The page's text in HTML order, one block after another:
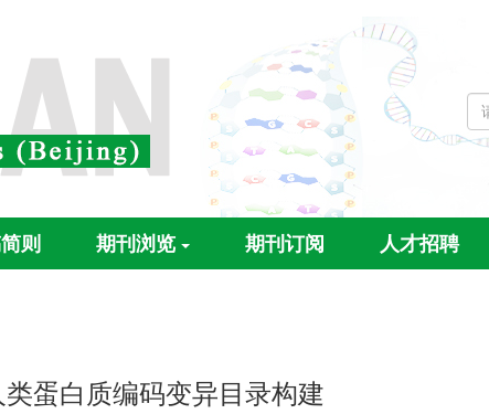
则 期刊浏览 期刊订阅 人才招聘
蛋白质编码变异目录构建